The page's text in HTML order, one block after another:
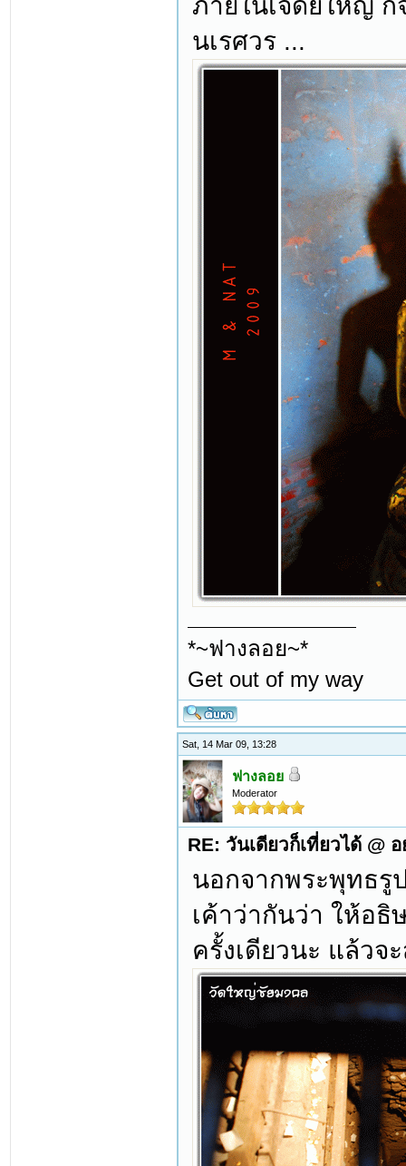
ภายในเจดีย์ใหญ่ ก็
นเรศวร ...
*~ฟางลอย~*
Get out of my way
Sat, 14 Mar 09, 13:28
ฟางลอย
Moderator
RE: วันเดียวก็เที่ยวได้ @
นอกจากพระพุทธรู
เค้าว่ากันว่า ให้อ
ครั้งเดียวนะ แล้วจ